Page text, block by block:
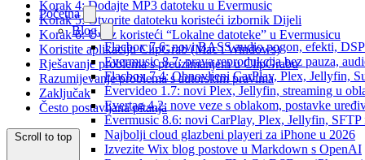
Početna
Blog
Flacbox 7.6: novi BASS audio pogon, efekti,
Evermusic 8.7: prava reprodukcija bez pauza,
Flacbox 7.4: Obnovljeni CarPlay, Plex, Jellyfin,
Evervideo 1.7: novi Plex, Jellyfin, streaming u
Evertag 4.2: nove veze s oblakom, postavke
Evermusic 8.6: novi CarPlay, Plex, Jellyfin,
Najbolji cloud glazbeni playeri za iPhone u 2026
Izvezite Wix blog postove u Markdown s OpenAI
Korak 4: Dodajte MP3 datoteku u Evermusic
Korak 5: Otvorite datoteku koristeći izbornik Dijeli
Korak 6: Uvoz koristeći “Lokalne datoteke” u Evermusicu
Koristite aplikaciju ClipGrab (Mac i Windows)
Rješavanje problema s preuzimanjem u ClipGrabu
Razumijevanje problema s autorskim pravima
Zaključak
Često postavljana pitanja
Scroll to top